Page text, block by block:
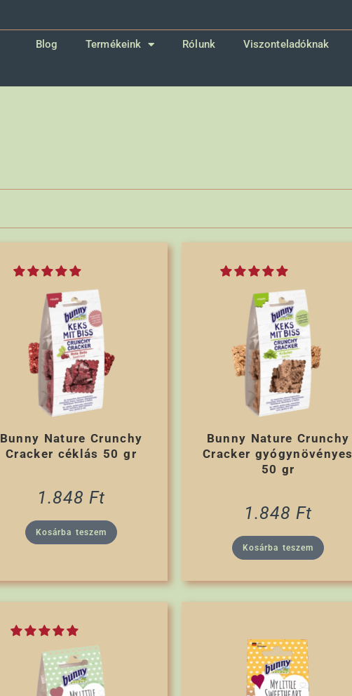
Blog Termékeink Rólunk Viszonteladóknak
Bunny Nature Crunchy
Cracker céklás 50 gr
1.848 Ft
Kosárba teszem
Bunny Nature Crunchy
Cracker gyógynövényes
50 gr
1.848 Ft
Kosárba teszem